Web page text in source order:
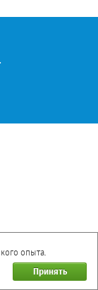
опыта.
Принять